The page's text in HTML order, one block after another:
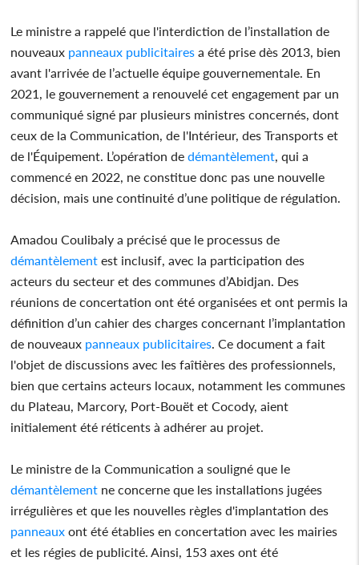
Le ministre a rappelé que l'interdiction de l’installation de
nouveaux panneaux publicitaires a été prise dès 2013, bien
avant l'arrivée de l’actuelle équipe gouvernementale. En
2021, le gouvernement a renouvelé cet engagement par un
communiqué signé par plusieurs ministres concernés, dont
ceux de la Communication, de l'Intérieur, des Transports et
de l'Équipement. L’opération de démantèlement, qui a
commencé en 2022, ne constitue donc pas une nouvelle
décision, mais une continuité d’une politique de régulation.
Amadou Coulibaly a précisé que le processus de
démantèlement est inclusif, avec la participation des
acteurs du secteur et des communes d’Abidjan. Des
réunions de concertation ont été organisées et ont permis la
définition d’un cahier des charges concernant l’implantation
de nouveaux panneaux publicitaires. Ce document a fait
l'objet de discussions avec les faîtières des professionnels,
bien que certains acteurs locaux, notamment les communes
du Plateau, Marcory, Port-Bouët et Cocody, aient
initialement été réticents à adhérer au projet.
Le ministre de la Communication a souligné que le
démantèlement ne concerne que les installations jugées
irrégulières et que les nouvelles règles d'implantation des
panneaux ont été établies en concertation avec les mairies
et les régies de publicité. Ainsi, 153 axes ont été